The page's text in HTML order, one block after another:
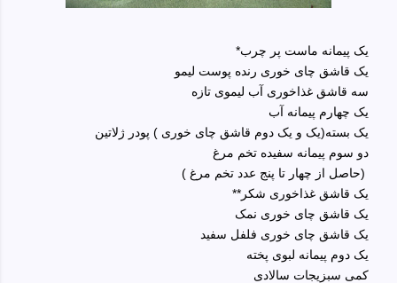
یک پیمانه ماست پر چرب*
یک قاشق چای خوری رنده پوست لیمو
سه قاشق غذاخوری آب لیموی تازه
یک چهارم پیمانه آب
یک بسته(یک و یک دوم قاشق چای خوری ) پودر ژلاتین
دو سوم پیمانه سفیده تخم مرغ
(حاصل از چهار تا پنج عدد تخم مرغ )
یک قاشق غذاخوری شکر**
یک قاشق چای خوری نمک
یک قاشق چای خوری فلفل سفید
یک دوم پیمانه لبوی پخته
کمی سبزیجات سالادی